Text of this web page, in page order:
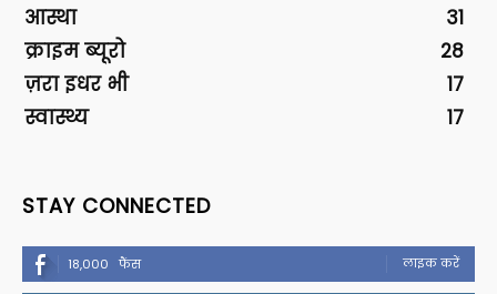
आस्था
31
क्राइम ब्यूरो
28
ज़रा इधर भी
17
स्वास्थ्य
17
STAY CONNECTED
18,000 फैंस लाइक करें